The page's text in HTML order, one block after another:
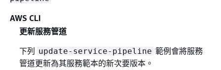
AWS CLI
更新服務管道
下列 update-service-pipeline 範例會將服務
管道更新為其服務範本的新次要版本。